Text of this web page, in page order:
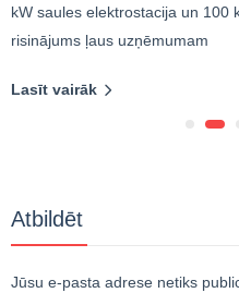
kW saules elektrostacija un 100
risinājums ļaus uzņēmumam
Lasīt vairāk
Atbildēt
Jūsu e-pasta adrese netiks